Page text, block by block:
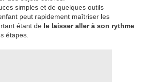
simples et de quelques outils
peut rapidement maîtriser les
étant de le laisser aller à son rythme
étapes.